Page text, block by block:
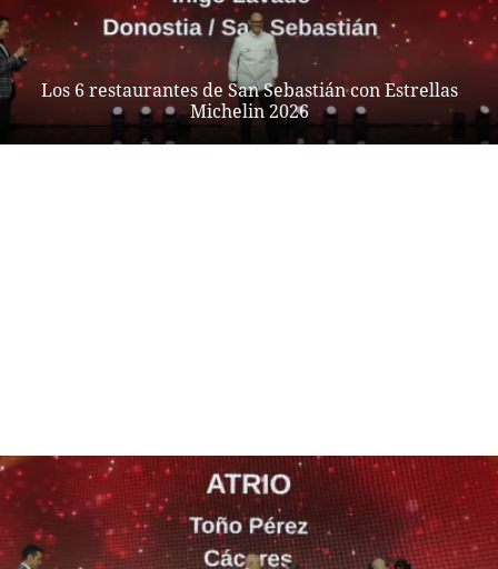
Los 6 restaurantes de San Sebastián con Estrellas
Michelin 2026